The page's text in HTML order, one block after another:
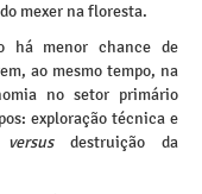
mexer na floresta.
há menor chance de
ao mesmo tempo, na
no setor primário
exploração técnica e
versusdestruição da